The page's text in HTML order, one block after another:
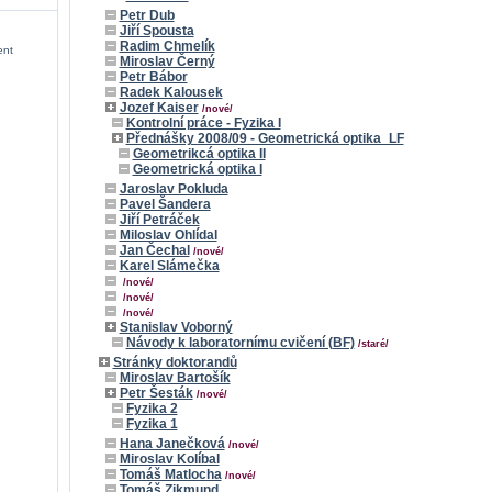
Petr Dub
Jiří Spousta
Radim Chmelík
Miroslav Černý
Petr Bábor
Radek Kalousek
Jozef Kaiser /nové/
Kontrolní práce - Fyzika I
Přednášky 2008/09 - Geometrická optika_LF
Geometrikcá optika II
Geometrická optika I
Jaroslav Pokluda
Pavel Šandera
Jiří Petráček
Miloslav Ohlídal
Jan Čechal /nové/
Karel Slámečka
/nové/
/nové/
/nové/
Stanislav Voborný
Návody k laboratornímu cvičení (BF) /staré/
Stránky doktorandů
Miroslav Bartošík
Petr Šesták /nové/
Fyzika 2
Fyzika 1
Hana Janečková /nové/
Miroslav Kolíbal
Tomáš Matlocha /nové/